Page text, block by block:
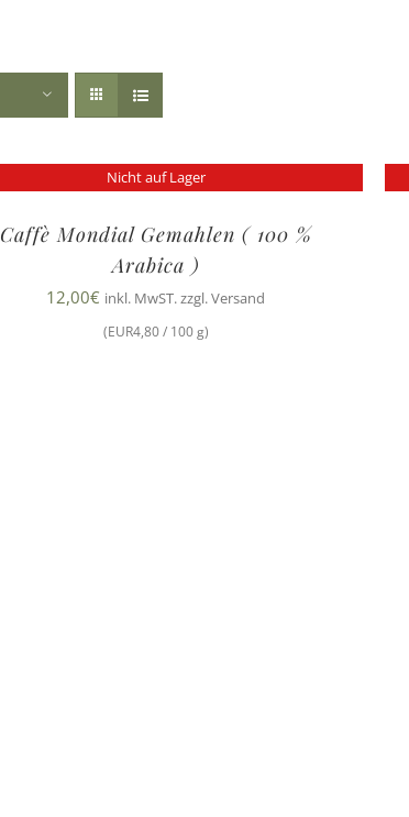
Nicht auf Lager
Caffè Mondial Gemahlen ( 100 %
Arabica )
12,00€ inkl. MwST. zzgl. Versand
(EUR4,80 / 100 g)